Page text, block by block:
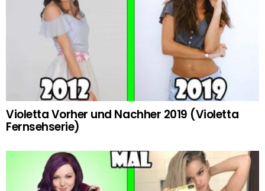
Violetta Vorher und Nachher 2019 (Violetta
Fernsehserie)